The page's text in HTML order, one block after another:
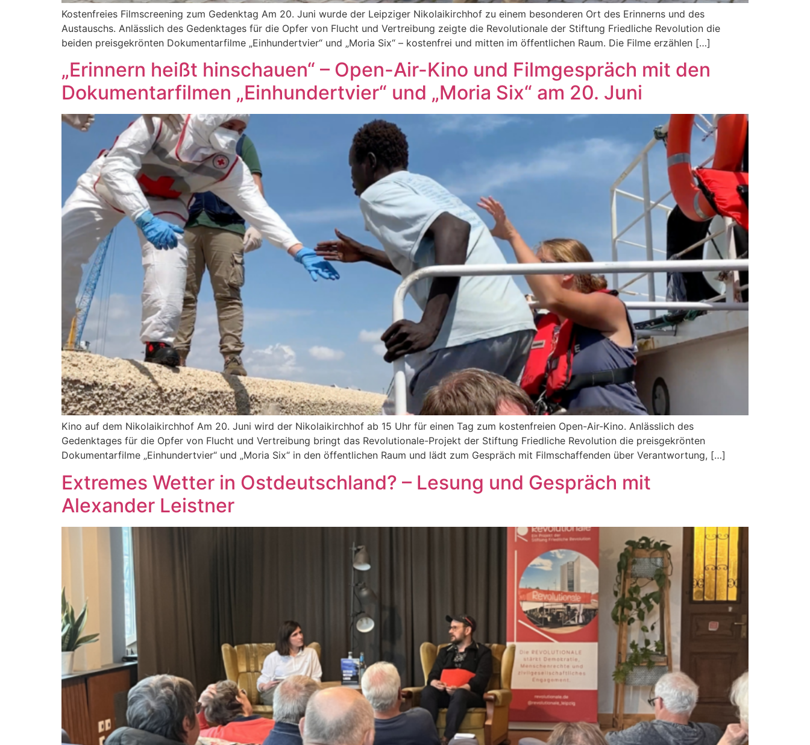
Kostenfreies Filmscreening zum Gedenktag Am 20. Juni wurde der Leipziger Nikolaikirchhof zu einem besonderen Ort des Erinnerns und des
Austauschs. Anlässlich des Gedenktages für die Opfer von Flucht und Vertreibung zeigte die Revolutionale der Stiftung Friedliche Revolution die
beiden preisgekrönten Dokumentarfilme „Einhundertvier“ und „Moria Six“ – kostenfrei und mitten im öffentlichen Raum. Die Filme erzählen […]
„Erinnern heißt hinschauen“ – Open-Air-Kino und Filmgespräch mit den
Dokumentarfilmen „Einhundertvier“ und „Moria Six“ am 20. Juni
Kino auf dem Nikolaikirchhof Am 20. Juni wird der Nikolaikirchhof ab 15 Uhr für einen Tag zum kostenfreien Open-Air-Kino. Anlässlich des
Gedenktages für die Opfer von Flucht und Vertreibung bringt das Revolutionale-Projekt der Stiftung Friedliche Revolution die preisgekrönten
Dokumentarfilme „Einhundertvier“ und „Moria Six“ in den öffentlichen Raum und lädt zum Gespräch mit Filmschaffenden über Verantwortung, […]
Extremes Wetter in Ostdeutschland? – Lesung und Gespräch mit
Alexander Leistner